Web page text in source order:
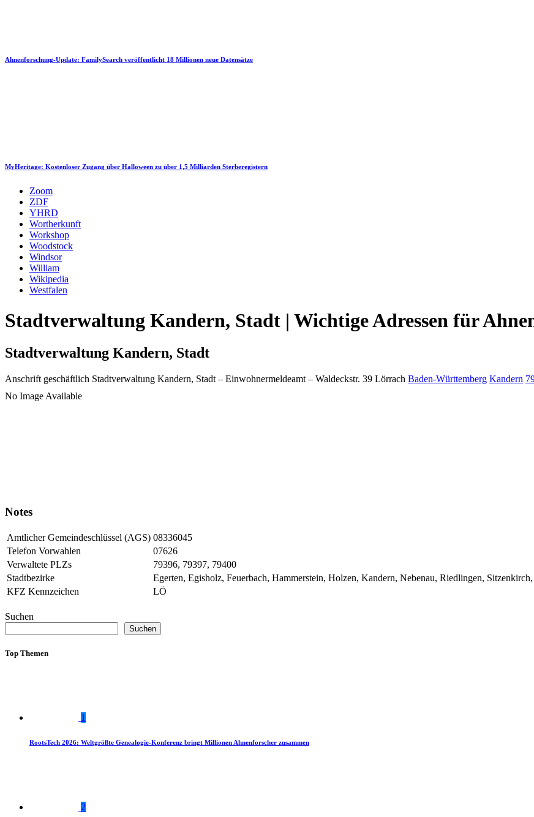
Ahnenforschung-Update: FamilySearch veröffentlicht 18 Millionen neue Datensätze
MyHeritage: Kostenloser Zugang über Halloween zu über 1,5 Milliarden Sterberegistern
Zoom
ZDF
YHRD
Wortherkunft
Workshop
Woodstock
Windsor
William
Wikipedia
Westfalen
Stadtverwaltung Kandern, Stadt | Wichtige Adressen für
Stadtverwaltung Kandern, Stadt
Anschrift geschäftlich Stadtverwaltung Kandern, Stadt – Einwohnermeldeamt – Waldeckstr. 39 Lörrach Baden-Württemberg Kandern
No Image Available
Notes
Amtlicher Gemeindeschlüssel (AGS) 08336045
Telefon Vorwahlen
07626
Verwaltete PLZs
79396, 79397, 79400
Stadtbezirke
Egerten, Egisholz, Feuerbach, Hammerstein, Holzen, Kandern, Nebenau, Riedlingen,
KFZ Kennzeichen
LÖ
Suchen
Suchen
Top Themen
1
RootsTech 2026: Weltgrößte Genealogie-Konferenz bringt Millionen Ahnenforscher zusammen
2